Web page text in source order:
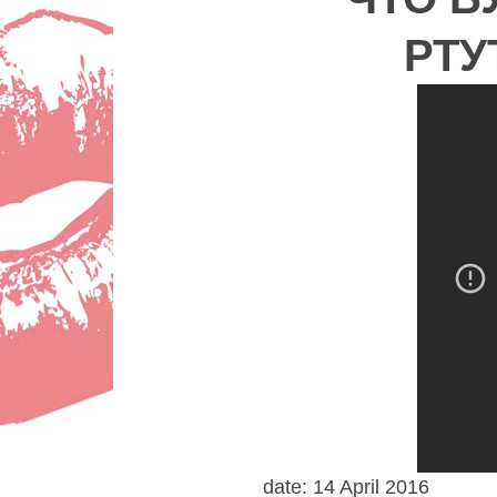
date: 14 April 2016